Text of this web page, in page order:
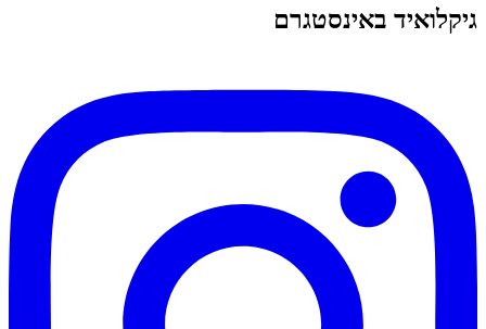
גיקלואיד באינסטגרם